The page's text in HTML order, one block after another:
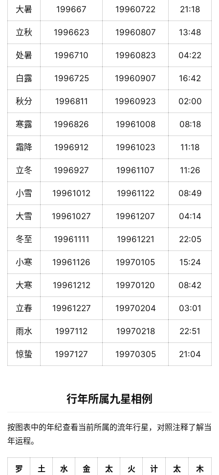
大暑 199667 19960722 21:18
立秋 1996623 19960807 13:48
处暑 1996710 19960823 04:22
白露 1996725 19960907 16:42
秋分 1996811 19960923 02:00
寒露 1996826 19961008 08:18
霜降 1996912 19961023 11:18
立冬 1996927 19961107 11:26
小雪 19961012 19961122 08:49
大雪 19961027 19961207 04:14
冬至 19961111 19961221 22:05
小寒 19961126 19970105 15:24
大寒 19961212 19970120 08:42
立春 19961227 19970204 03:01
雨水 1997112 19970218 22:51
惊蛰 1997127 19970305 21:04
行年所属九星相例
按图表中的年纪查看当前所属的流年行星，对照注释了解当
年运程。
罗
土
水
金
太
火
计
太
木